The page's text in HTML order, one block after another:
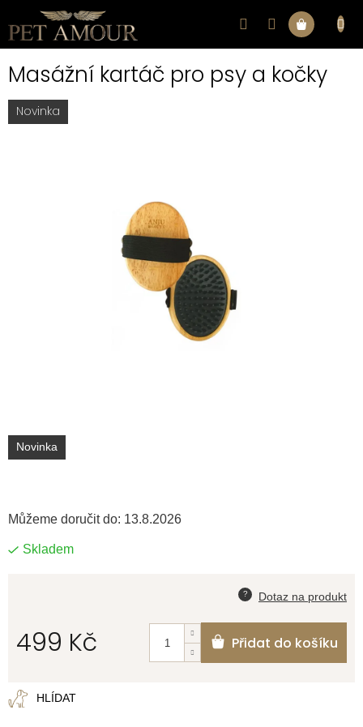
obsah
Nákupní
košík
Masážní kartáč pro psy a kočky
Novinka
Novinka
Skladem
Můžeme doručit do: 13.8.2026
499 Kč Přidat do košíku
HLÍDAT